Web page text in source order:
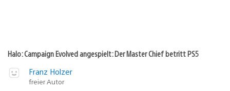
Halo: Campaign Evolved angespielt: Der Master Chief betritt PS5
Franz Holzer
freier Autor